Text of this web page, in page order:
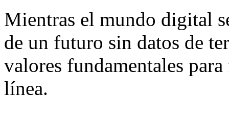
Mientras el mundo digital
de un futuro sin datos de
valores fundamentales
línea.